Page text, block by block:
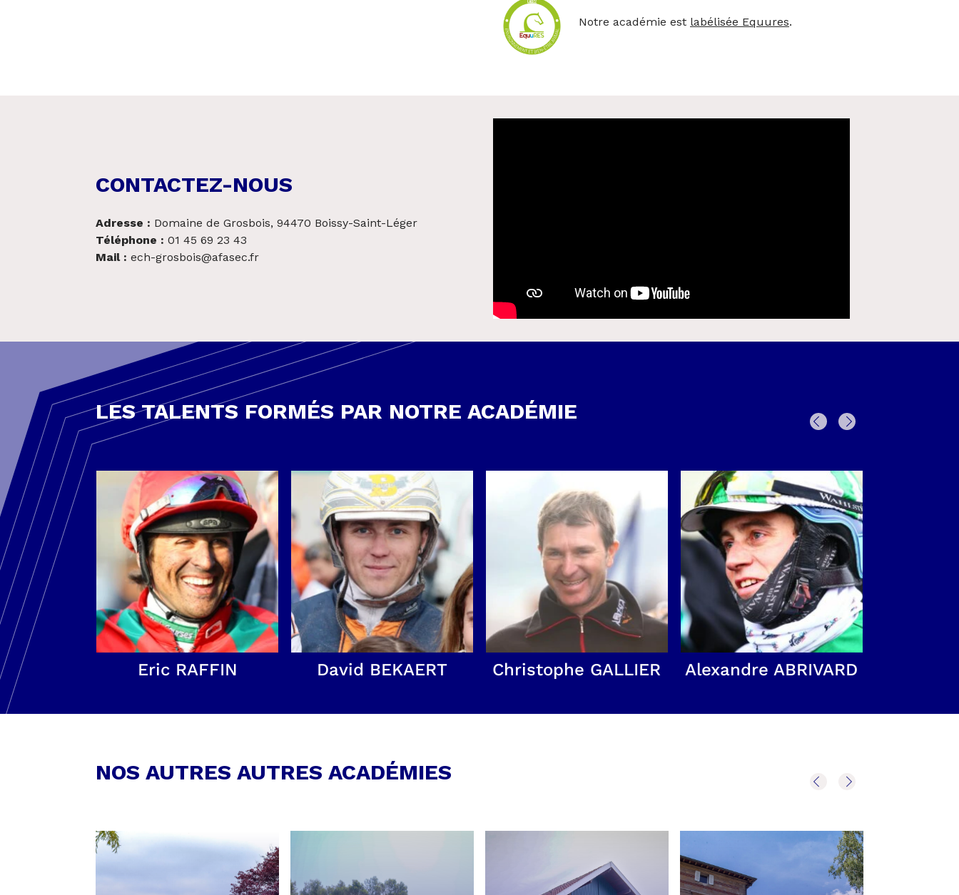
Notre académie est labélisée Equures.
CONTACTEZ-NOUS
Adresse : Domaine de Grosbois, 94470 Boissy-Saint-Léger
Téléphone : 01 45 69 23 43
Mail : ech-grosbois@afasec.fr
LES TALENTS FORMÉS PAR NOTRE ACADÉMIE
Eric RAFFIN David BEKAERT Christophe GALLIER Alexandre ABRIVARD
NOS AUTRES AUTRES ACADÉMIES